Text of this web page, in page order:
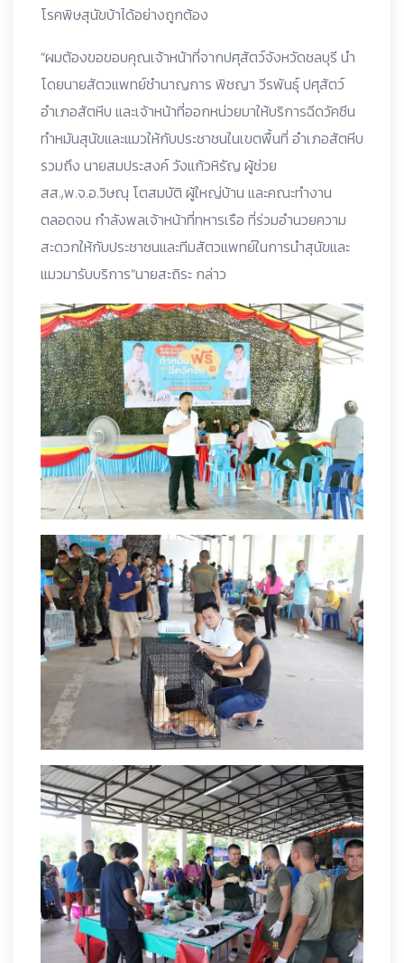
โรคพิษสุนัขบ้าได้อย่างถูกต้อง
“ผมต้องขอขอบคุณเจ้าหน้าที่จากปศุสัตว์จังหวัดชลบุรี นำ
โดยนายสัตวแพทย์ชำนาญการ พิชญา วีรพันธุ์ ปศุสัตว์
อำเภอสัตหีบ และเจ้าหน้าที่ออกหน่วยมาให้บริการฉีดวัคซีน
ทำหมันสุนัขและแมวให้กับประชาชนในเขตพื้นที่ อำเภอสัตหีบ
รวมถึง นายสมประสงค์ วังแก้วหิรัญ ผู้ช่วย
สส.,พ.จ.อ.วิษณุ โตสมบัติ ผู้ใหญ่บ้าน และคณะทำงาน
ตลอดจน กำลังพลเจ้าหน้าที่ทหารเรือ ที่ร่วมอำนวยความ
สะดวกให้กับประชาชนและทีมสัตวแพทย์ในการนำสุนัขและ
แมวมารับบริการ“นายสะถิระ กล่าว